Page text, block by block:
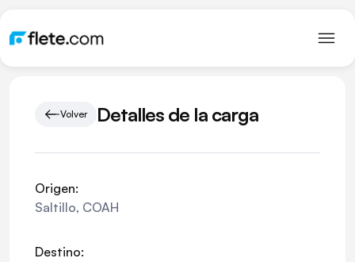
Volver Detalles de la carga
Origen:
Saltillo, COAH
Destino: